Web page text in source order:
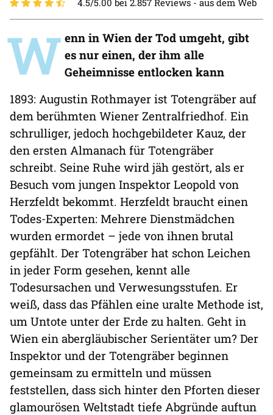
W enn in Wien der Tod umgeht, gibt
es nur einen, der ihm alle
Geheimnisse entlocken kann
1893: Augustin Rothmayer ist Totengräber auf
dem berühmten Wiener Zentralfriedhof. Ein
schrulliger, jedoch hochgebildeter Kauz, der
den ersten Almanach für Totengräber
schreibt. Seine Ruhe wird jäh gestört, als er
Besuch vom jungen Inspektor Leopold von
Herzfeldt bekommt. Herzfeldt braucht einen
Todes-Experten: Mehrere Dienstmädchen
wurden ermordet – jede von ihnen brutal
gepfählt. Der Totengräber hat schon Leichen
in jeder Form gesehen, kennt alle
Todesursachen und Verwesungsstufen. Er
weiß, dass das Pfählen eine uralte Methode ist,
um Untote unter der Erde zu halten. Geht in
Wien ein abergläubischer Serientäter um? Der
Inspektor und der Totengräber beginnen
gemeinsam zu ermitteln und müssen
feststellen, dass sich hinter den Pforten dieser
glamourösen Weltstadt tiefe Abgründe auftun